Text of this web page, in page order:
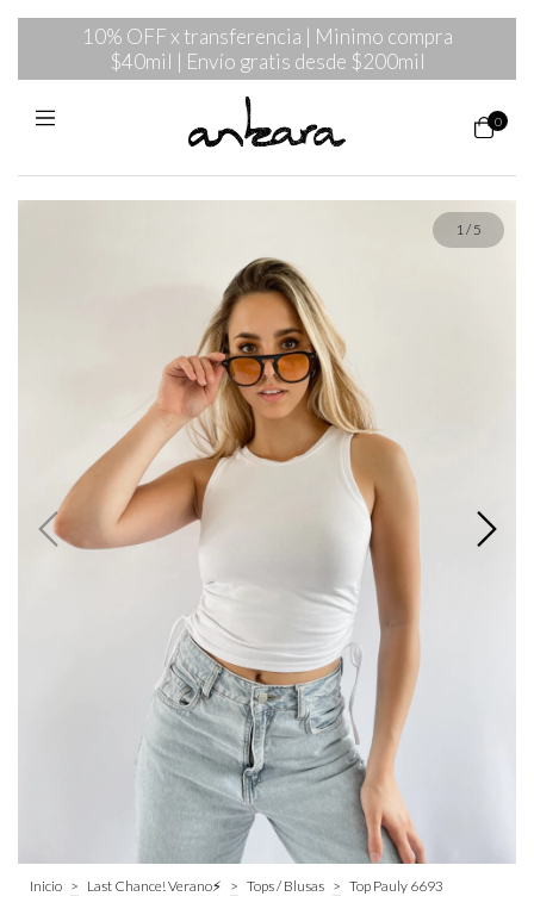
10% OFF x transferencia | Minimo compra
$40mil | Envío gratis desde $200mil
0
1/ 5
Inicio > Last Chance! Verano⚡ > Tops / Blusas > Top Pauly 6693